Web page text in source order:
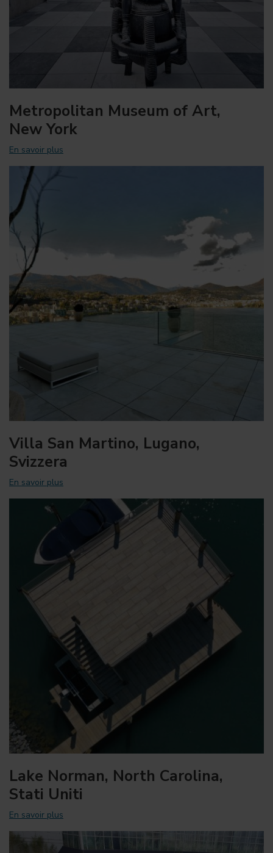
Metropolitan Museum of Art,
New York
En savoir plus
Villa San Martino, Lugano,
Svizzera
En savoir plus
Lake Norman, North Carolina,
Stati Uniti
En savoir plus